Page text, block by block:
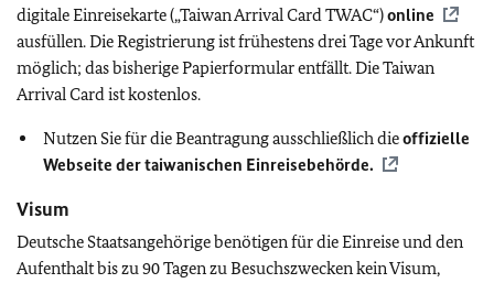
digitale Einreisekarte („Taiwan Arrival Card TWAC“)online
ausfüllen. Die Registrierung ist frühestens drei Tage vor Ankunft
möglich; das bisherige Papierformular entfällt.Die Taiwan
Arrival Card ist kostenlos.
Nutzen Sie für die Beantragung ausschließlich dieoffizielle
Webseite der taiwanischen Einreisebehörde.
Visum
Deutsche Staatsangehörige benötigen für die Einreise und den
Aufenthalt bis zu 90 Tagen zu Besuchszwecken kein Visum,